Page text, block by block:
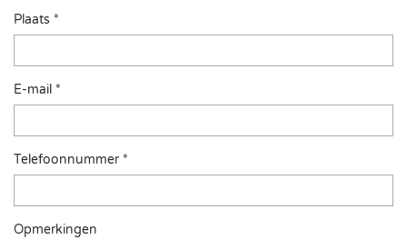
Plaats *
E-mail *
Telefoonnummer *
Opmerkingen